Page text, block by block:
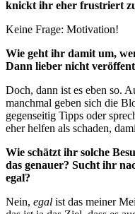
knickt ihr eher frustriert
Keine Frage: Motivation!
Wie geht ihr damit um,
Dann lieber nicht
Doch, dann ist es eben so.
manchmal geben sich die
gegenseitig Tipps oder
eher helfen als schaden,
Wie schätzt ihr solche
das genauer? Sucht ihr
egal?
Nein, egal ist das meiner